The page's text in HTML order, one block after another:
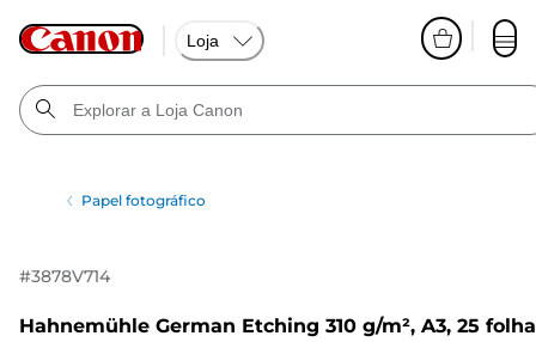
Loja
Papel fotográfico
#3878V714
Hahnemühle German Etching 310 g/m², A3, 25